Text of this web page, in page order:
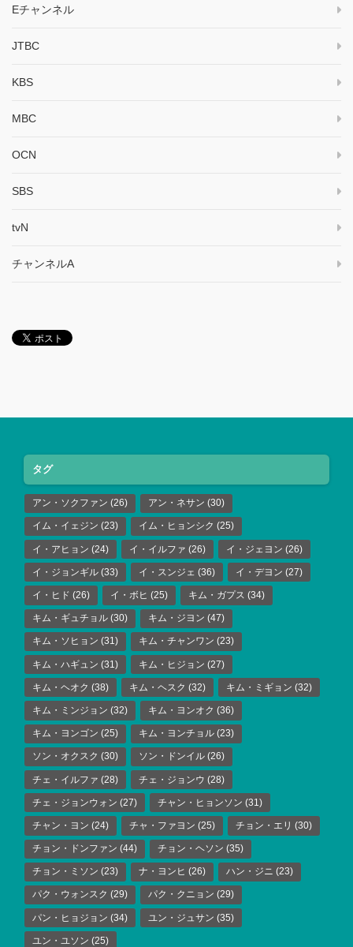
Eチャンネル
JTBC
KBS
MBC
OCN
SBS
tvN
チャンネルA
タグ
アン・ソクファン (26) アン・ネサン (30)
イム・イェジン (23) イム・ヒョンシク (25)
イ・アヒョン (24) イ・イルファ (26) イ・ジェヨン (26)
イ・ジョンギル (33) イ・スンジェ (36) イ・デヨン (27)
イ・ヒド (26) イ・ボヒ (25) キム・ガプス (34)
キム・ギュチョル (30) キム・ジヨン (47)
キム・ソヒョン (31) キム・チャンワン (23)
キム・ハギュン (31) キム・ヒジョン (27)
キム・ヘオク (38) キム・ヘスク (32) キム・ミギョン (32)
キム・ミンジョン (32) キム・ヨンオク (36)
キム・ヨンゴン (25) キム・ヨンチョル (23)
ソン・オクスク (30) ソン・ドンイル (26)
チェ・イルファ (28) チェ・ジョンウ (28)
チェ・ジョンウォン (27) チャン・ヒョンソン (31)
チャン・ヨン (24) チャ・ファヨン (25) チョン・エリ (30)
チョン・ドンファン (44) チョン・ヘソン (35)
チョン・ミソン (23) ナ・ヨンヒ (26) ハン・ジニ (23)
パク・ウォンスク (29) パク・クニョン (29)
パン・ヒョジョン (34) ユン・ジュサン (35)
ユン・ユソン (25)